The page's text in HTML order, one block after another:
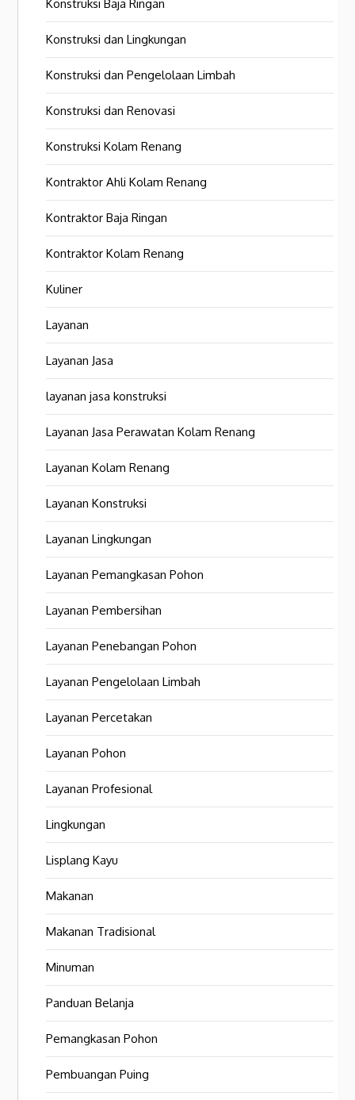
Konstruksi Baja Ringan
Konstruksi dan Lingkungan
Konstruksi dan Pengelolaan Limbah
Konstruksi dan Renovasi
Konstruksi Kolam Renang
Kontraktor Ahli Kolam Renang
Kontraktor Baja Ringan
Kontraktor Kolam Renang
Kuliner
Layanan
Layanan Jasa
layanan jasa konstruksi
Layanan Jasa Perawatan Kolam Renang
Layanan Kolam Renang
Layanan Konstruksi
Layanan Lingkungan
Layanan Pemangkasan Pohon
Layanan Pembersihan
Layanan Penebangan Pohon
Layanan Pengelolaan Limbah
Layanan Percetakan
Layanan Pohon
Layanan Profesional
Lingkungan
Lisplang Kayu
Makanan
Makanan Tradisional
Minuman
Panduan Belanja
Pemangkasan Pohon
Pembuangan Puing